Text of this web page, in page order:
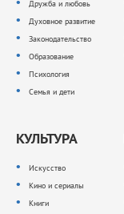
Дружба и любовь
Духовное развитие
Законодательство
Образование
Психология
Семья и дети
КУЛЬТУРА
Искусство
Кино и сериалы
Книги